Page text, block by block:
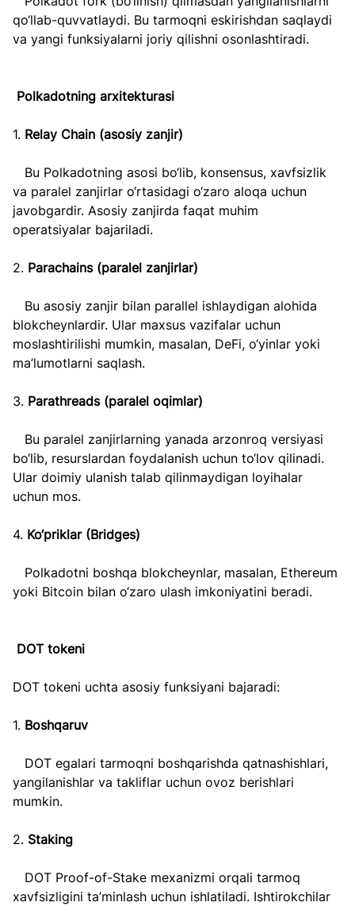
qo‘llab-quvvatlaydi. Bu tarmoqni eskirishdan saqlaydi
va yangi funksiyalarni joriy qilishni osonlashtiradi.
Polkadotning arxitekturasi
1. Relay Chain (asosiy zanjir)
va paralel zanjirlar o‘rtasidagi o‘zaro aloqa uchun
javobgardir. Asosiy zanjirda faqat muhim
operatsiyalar bajariladi.
2. Parachains (paralel zanjirlar)
blokcheynlardir. Ular maxsus vazifalar uchun
moslashtirilishi mumkin, masalan, DeFi, o‘yinlar yoki
ma’lumotlarni saqlash.
3. Parathreads (paralel oqimlar)
bo‘lib, resurslardan foydalanish uchun to‘lov qilinadi.
Ular doimiy ulanish talab qilinmaydigan loyihalar
uchun mos.
4. Ko‘priklar (Bridges)
yoki Bitcoin bilan o‘zaro ulash imkoniyatini beradi.
DOT tokeni
DOT tokeni uchta asosiy funksiyani bajaradi:
1. Boshqaruv
yangilanishlar va takliflar uchun ovoz berishlari
mumkin.
2. Staking
xavfsizligini ta’minlash uchun ishlatiladi. Ishtirokchilar